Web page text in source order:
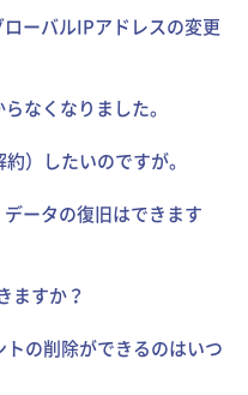
ーバルIPアドレスの変更
なくなりました。
）したいのですが。
ータの復旧はできます
ますか？
の削除ができるのはいつ